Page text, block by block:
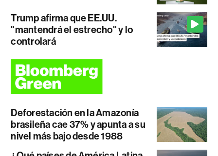
Trump afirma que EE.UU.
"mantendrá el estrecho" y lo
controlará
Deforestación en la Amazonía
brasileña cae 37% y apunta a su
nivel más bajo desde 1988